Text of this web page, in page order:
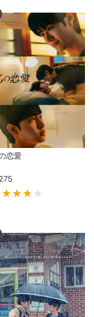
閉じる
パスワード 、クレ
が可能です。
す。
認が可能です。
ーポンを確認でき
放題の購入履歴の
から視聴いただく
恋愛